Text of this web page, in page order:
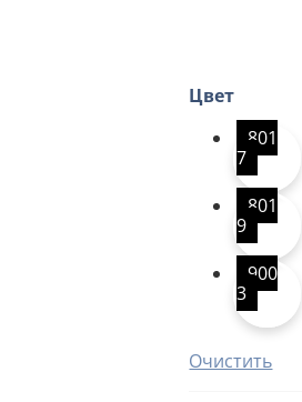
Цвет
801
7
801
9
900
3
Очистить